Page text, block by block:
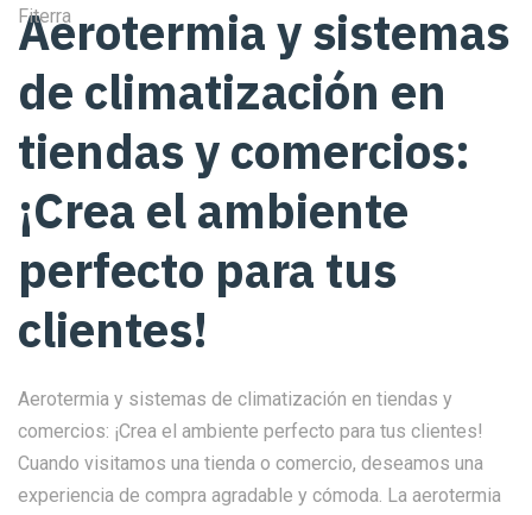
Aerotermia y sistemas
de climatización en
tiendas y comercios:
¡Crea el ambiente
perfecto para tus
clientes!
Aerotermia y sistemas de climatización en tiendas y
comercios: ¡Crea el ambiente perfecto para tus clientes!
Cuando visitamos una tienda o comercio, deseamos una
experiencia de compra agradable y cómoda. La aerotermia